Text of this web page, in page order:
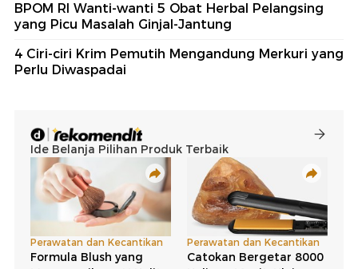
BPOM RI Wanti-wanti 5 Obat Herbal Pelangsing
yang Picu Masalah Ginjal-Jantung
4 Ciri-ciri Krim Pemutih Mengandung Merkuri yang
Perlu Diwaspadai